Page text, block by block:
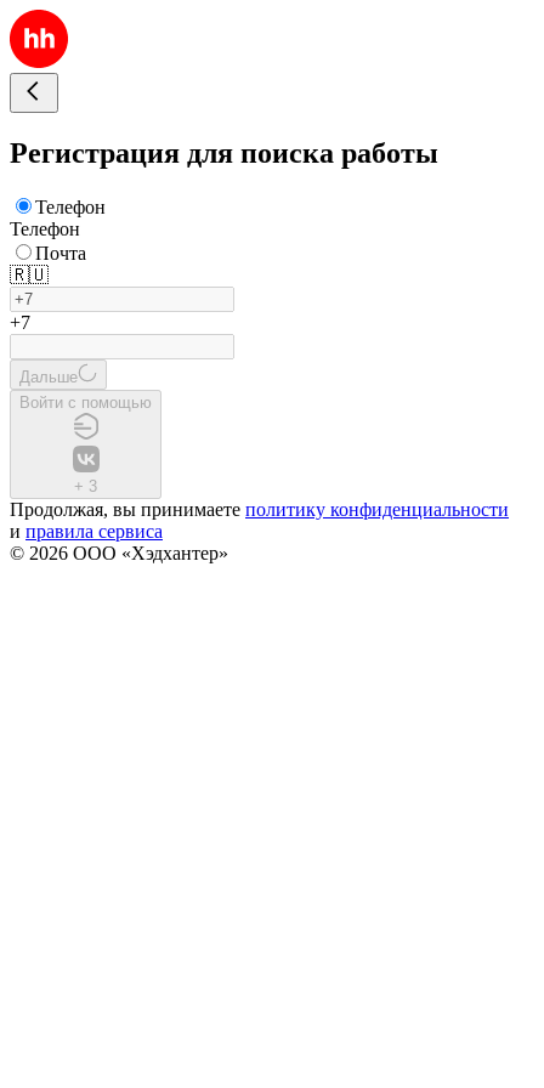
Регистрация для поиска работы
Телефон
Телефон
Почта
🇷🇺
+7
Дальше
Войти с помощью
+ 3
Продолжая, вы принимаете политику конфиденциальности
и правила сервиса
© 2026 ООО «Хэдхантер»